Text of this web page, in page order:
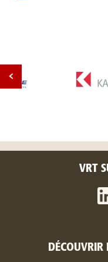
VRT
DÉCOUVRIR